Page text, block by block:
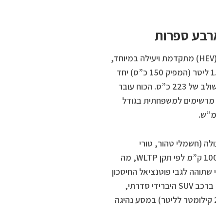
על הנייר, המפרט הטכני של ה-ORA 5 SUV מציג מערכת הנעה היברידית (HEV) מתקדמת ויעילה במיוחד,
שאינה דורשת טעינה חיצונית. המערכת משלבת מנוע טורבו-בנזין בנפח 1.5 ליטר (המפיק 150 כ”ס) יחד
עם מנוע חשמלי עוצמתי (המפיק 190 כ”ס), המייצרים יחד הספק מרבי משולב של 223 כ”ס. הכוח עובר
ומספק נתוני זינוק מרשימים למשפחתית בגודל
(חשמלי טהור, טורי
ומקבילי), כאשר צריכת הדלק המשולבת הרשמית עומדת על 5.1 ליטר ל-100 ק”מ לפי תקן WLTP, מה
ק”מ בין תדלוקים. למי שתוהה לגבי פוטנציאל החיסכון
האמיתי – הדגם קבע לאחרונה שיא גינס רשמי לצריכת דלק הנמוכה ביותר ברכב SUV היברידי סדרתי,
לאחר שרשם צריכה ממוצעת מדהימה של 3.74 ליטר ל-100 ק”מ (כ-26.7 קילומטר לליטר) במסע נהיגה